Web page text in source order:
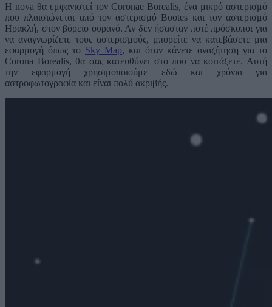
H nova θα εμφανιστεί τον Coronae Borealis, ένα μικρό αστερισμό
που πλαισιώνεται από τον αστερισμό Bootes και τον αστερισμό
Ηρακλή, στον βόρειο ουρανό. Αν δεν ήσασταν ποτέ πρόσκοποι για
να αναγνωρίζετε τους αστερισμούς, μπορείτε να κατεβάσετε μια
εφαρμογή όπως το Sky Map, και όταν κάνετε αναζήτηση για το
Corona Borealis, θα σας κατευθύνει στο που να κοιτάξετε. Αυτή
την εφαρμογή χρησιμοποιούμε εδώ και χρόνια για
αστροφωτογραφία και είναι πολύ ακριβής.